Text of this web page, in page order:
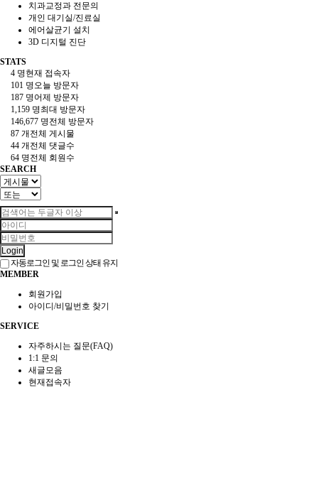
치과교정과 전문의
개인 대기실/진료실
에어살균기 설치
3D 디지털 진단
STATS
4 명현재 접속자
101 명오늘 방문자
187 명어제 방문자
1,159 명최대 방문자
146,677 명전체 방문자
87 개 전체 게시물
44 개 전체 댓글수
64 명전체 회원수
SEARCH
Login
자동로그인 및 로그인 상태 유지
MEMBER
회원가입
아이디/비밀번호 찾기
SERVICE
자주하시는 질문(FAQ)
1:1 문의
새글모음
현재접속자